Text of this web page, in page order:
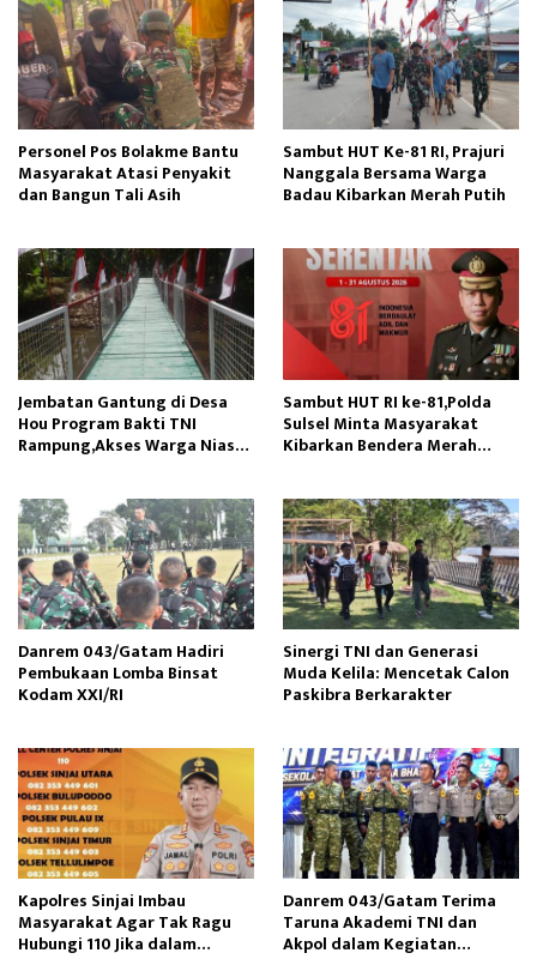
Personel Pos Bolakme Bantu
Masyarakat Atasi Penyakit
dan Bangun Tali Asih
Sambut HUT Ke-81 RI, Prajuri
Nanggala Bersama Warga
Badau Kibarkan Merah Putih
Jembatan Gantung di Desa
Hou Program Bakti TNI
Rampung,Akses Warga Nias
Sambut HUT RI ke-81,Polda
Sulsel Minta Masyarakat
Kibarkan Bendera Merah
Danrem 043/Gatam Hadiri
Pembukaan Lomba Binsat
Kodam XXI/RI
Sinergi TNI dan Generasi
Muda Kelila: Mencetak Calon
Paskibra Berkarakter
Kapolres Sinjai Imbau
Masyarakat Agar Tak Ragu
Hubungi 110 Jika dalam
Danrem 043/Gatam Terima
Taruna Akademi TNI dan
Akpol dalam Kegiatan